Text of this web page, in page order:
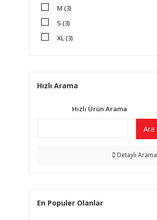
M (3)
S (3)
XL (3)
Hızlı Arama
Hızlı Ürün Arama
Ara
Detaylı Arama
En Populer Olanlar